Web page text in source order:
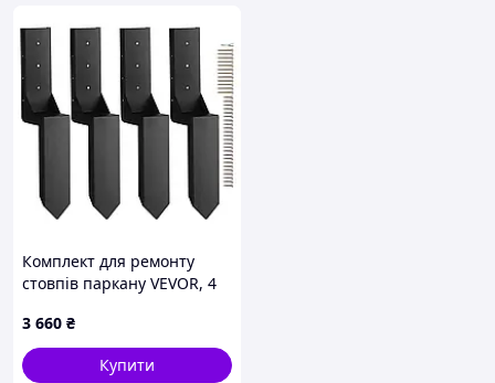
Комплект для ремонту
стовпів паркану VEVOR, 4
3,5 x 3,5 дюйми, сталевий
кілочок для установки в
землю, для
3 660 ₴
Купити